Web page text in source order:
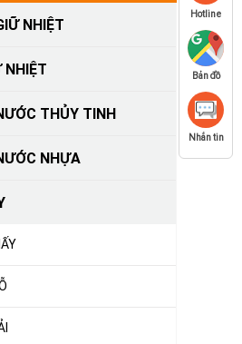
NHIỆT
NHIỆT
THỦY TINH
NHỰA
Hotline
Bản đồ
Nhắn tin